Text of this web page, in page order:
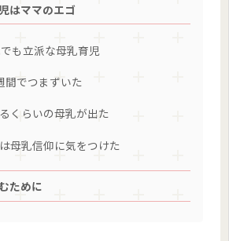
はママのエゴ
も立派な母乳育児
間でつまずいた
くらいの母乳が出た
母乳信仰に気をつけた
ために